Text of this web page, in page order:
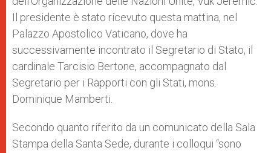
Il presidente è stato ricevuto questa mattina, nel
Palazzo Apostolico Vaticano, dove ha
successivamente incontrato il Segretario di Stato, il
cardinale Tarcisio Bertone, accompagnato dal
Segretario per i Rapporti con gli Stati, mons.
Dominique Mamberti.
Secondo quanto riferito da un comunicato della Sala
Stampa della Santa Sede, durante i colloqui “sono